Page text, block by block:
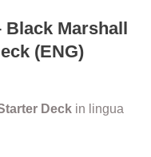
Black Marshall
(ENG)
Deck in lingua